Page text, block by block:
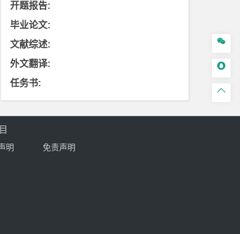
开题报告:
毕业论文:
文献综述:
外文翻译:
任务书:



明 免责声明